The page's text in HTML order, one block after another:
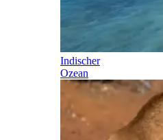
Indischer
Ozean